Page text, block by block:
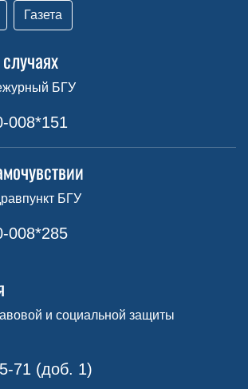
Газета
БГУ
008*151
БГУ
008*285
и социальной защиты
71 (доб. 1)